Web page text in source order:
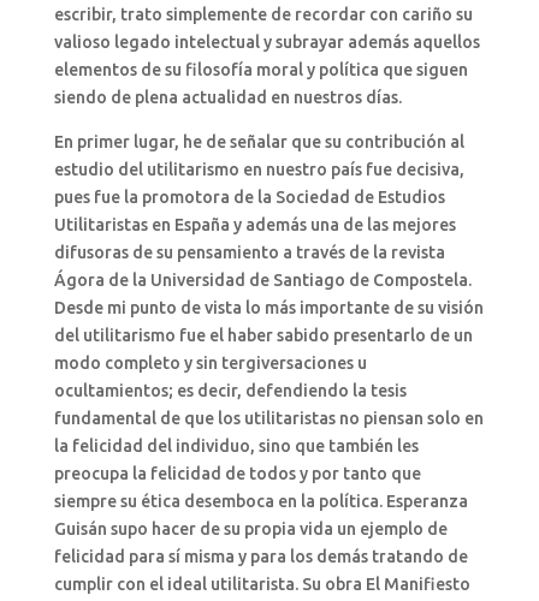
escribir, trato simplemente de recordar con cariño su
valioso legado intelectual y subrayar además aquellos
elementos de su filosofía moral y política que siguen
siendo de plena actualidad en nuestros días.
En primer lugar, he de señalar que su contribución al
estudio del utilitarismo en nuestro país fue decisiva,
pues fue la promotora de la Sociedad de Estudios
Utilitaristas en España y además una de las mejores
difusoras de su pensamiento a través de la revista
Ágora de la Universidad de Santiago de Compostela.
Desde mi punto de vista lo más importante de su visión
del utilitarismo fue el haber sabido presentarlo de un
modo completo y sin tergiversaciones u
ocultamientos; es decir, defendiendo la tesis
fundamental de que los utilitaristas no piensan solo en
la felicidad del individuo, sino que también les
preocupa la felicidad de todos y por tanto que
siempre su ética desemboca en la política. Esperanza
Guisán supo hacer de su propia vida un ejemplo de
felicidad para sí misma y para los demás tratando de
cumplir con el ideal utilitarista. Su obra El Manifiesto